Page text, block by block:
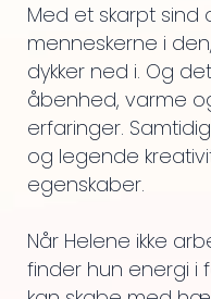
Med et skarpt
menneskerne i
dykker ned i. Og
åbenhed, varme
erfaringer.
og legende
egenskaber.
Når Helene ikke
finder hun energi i